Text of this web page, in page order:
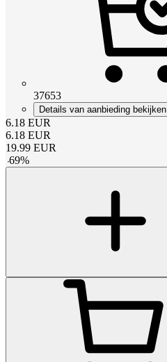
37653
Details van aanbieding bekijken
6.18 EUR
6.18 EUR
19.99 EUR
-69%